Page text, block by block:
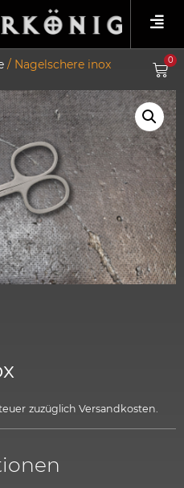
0
/ Nagelschere inox
zuzüglich Versandkosten.